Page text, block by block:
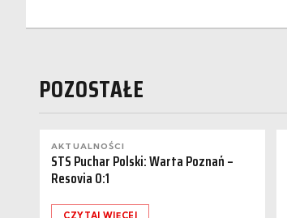
POZOSTAŁE
AKTUALNOŚCI
STS Puchar Polski: Warta Poznań –
Resovia 0:1
CZYTAJ WIĘCEJ